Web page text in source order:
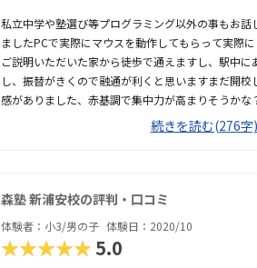
私立中学や塾選び等プログラミング以外の事もお話
ましたPCで実際にマウスを動作してもらって実際
ご説明いただいた家から徒歩で通えますし、駅中
し、振替がきくので融通が利くと思いますまだ開
感がありました、赤基調で集中力が高まりそうかな
少しお値段があがるなと思いました、でもプログラ
れるのかなとも思います初対面の人と苦手な部分が
続きを読む(276字)
森塾 新浦安校の評判・口コミ
体験者：小3/男の子 体験日：2020/10
★★★★★5.0